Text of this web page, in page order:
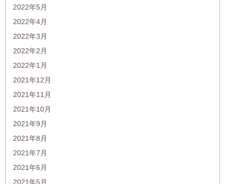
2022年5月
2022年4月
2022年3月
2022年2月
2022年1月
2021年12月
2021年11月
2021年10月
2021年9月
2021年8月
2021年7月
2021年6月
2021年5月